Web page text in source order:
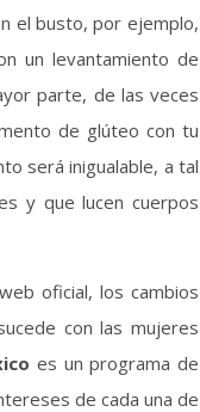
el busto, por ejemplo,
un levantamiento de
parte, de las veces
de glúteo con tu
será inigualable, a tal
y que lucen cuerpos
oficial, los cambios
con las mujeres
es un programa de
de cada una de